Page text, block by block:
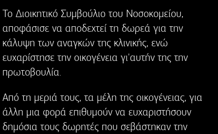
Το Διοικητικό Συμβούλιο του Νοσοκομείου,
αποφάσισε να αποδεχτεί τη δωρεά για την
κάλυψη των αναγκών της κλινικής, ενώ
ευχαρίστησε την οικογένεια γι'αυτήν της την
πρωτοβουλία.
Από τη μεριά τους, τα μέλη της οικογένειας, για
άλλη μια φορά επιθυμούν να ευχαριστήσουν
δημόσια τους δωρητές που σεβάστηκαν την